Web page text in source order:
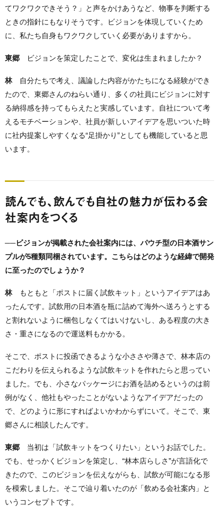
てワクワクできそう？」と声をかけあうなど、物事を判断する
ときの指針にもなりそうです。ビジョンを体現していくため
に、私たち自身もワクワクしていく必要がありますから。
東郷 ビジョンを策定したことで、変化は生まれましたか？
林
自分たちで考え、議論した内容がかたちになる経験ができ
たので、東郷さんのねらい通り、多くの社員にビジョンに対す
る納得感を持ってもらえたと実感しています。自社について考
えるモチベーションや、社員が新しいアイデアを思いついた時
に社内提案しやすくなる“足掛かり”としても機能していると思
います。
読んでも、飲んでも自社の魅力が伝わる会
社案内をつくる
──ビジョンが掲載された会社案内には、パウチ型の日本酒サン
プルが5種類同梱されています。こちらはどのような経緯で開発
に至ったのでしょうか？
林もともと「ポストに届く試飲キット」というアイデアはあ
ったんです。試飲用の日本酒を瓶に詰めて海外へ送ろうとする
と割れないように梱包しなくてはいけないし、ある程度の大き
さ・重さになるので運送料もかかる。
そこで、ポストに投函できるような小ささや薄さで、林本店の
こだわりを伝えられるような試飲キットを作れたらと思ってい
ました。でも、小さなパッケージにお酒を詰めるというのは前
例がなく、他社もやったことがないようなアイデアだったの
で、どのように形にすればよいかわからずにいて。そこで、東
郷さんに相談したんです。
東郷 当初は「試飲キットをつくりたい」というお話でした。
でも、せっかくビジョンを策定し、“林本店らしさ”が言語化で
きたので、このビジョンを伝えながらも、試飲が可能になる形
を模索しました。そこで辿り着いたのが「飲める会社案内」と
いうコンセプトです。